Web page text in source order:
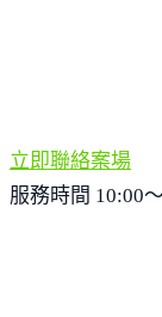
立即聯絡案場
服務時間 10:00